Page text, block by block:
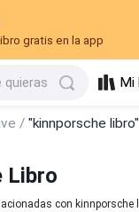
gratis en la app
quieras Mi
/"kinnporsche
Libro
con kinnporsche